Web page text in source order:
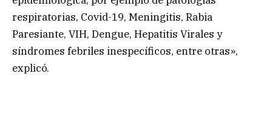
respiratorias, Covid-19, Meningitis, Rabia
Paresiante, VIH, Dengue, Hepatitis Virales y
síndromes febriles inespecíficos, entre otras»,
explicó.